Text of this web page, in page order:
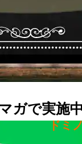
ガで実施中
ドミ